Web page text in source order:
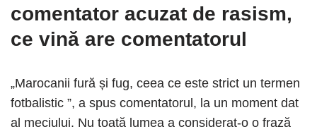
comentator acuzat de rasism,
ce vină are comentatorul
„Marocanii fură și fug, ceea ce este strict un termen
fotbalistic ”, a spus comentatorul, la un moment dat
al meciului. Nu toată lumea a considerat-o o frază